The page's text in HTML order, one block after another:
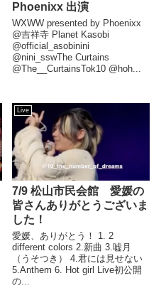
Phoenixx 出演
WXWW presented by Phoenixx
@吉祥寺 Planet Kasobi
@official_asobinini
@nini_sswThe Curtains
@The__CurtainsTok10 @hoh...
Live
7/9 松山市民会館 愛媛の
皆さんありがとうございま
した！
愛媛、ありがとう！ 1. 2
different colors 2.新曲 3.嘘月
（うそつき） 4.君には見せない
5.Anthem 6. Hot girl Live初公開
の...